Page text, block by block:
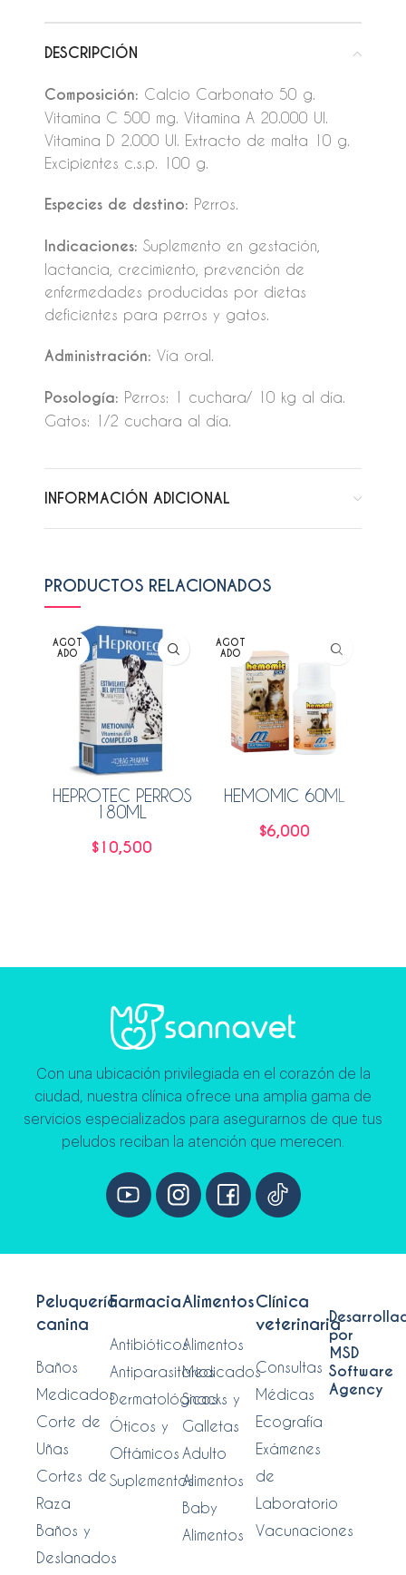
DESCRIPCIÓN
Composición: Calcio Carbonato 50 g.
Vitamina C 500 mg. Vitamina A 20.000 UI.
Vitamina D 2.000 UI. Extracto de malta 10 g.
Excipientes c.s.p. 100 g.
Especies de destino: Perros.
Indicaciones: Suplemento en gestación,
lactancia, crecimiento, prevención de
enfermedades producidas por dietas
deficientes para perros y gatos.
Administración: Vía oral.
Posología: Perros: 1 cuchara/ 10 kg al día.
Gatos: 1/2 cuchara al día.
INFORMACIÓN ADICIONAL
PRODUCTOS RELACIONADOS
AGOT
ADO
HEPROTEC PERROS
180ML
$10,500
AGOT
ADO
HEMOMIC 60ML
$6,000
Con una ubicación privilegiada en el corazón de la
ciudad, nuestra clínica ofrece una amplia gama de
servicios especializados para asegurarnos de que tus
peludos reciban la atención que merecen.
Peluquería
canina
Baños
Medicados
Corte de
Uñas
Cortes de
Raza
Baños y
Deslanados
Farmacia
Antibióticos
Antiparasitarios
Dermatológicos
Óticos y
Oftámicos
Suplementos
Alimentos
Alimentos
Medicados
Snacks y
Galletas
Adulto
Alimentos
Baby
Alimentos
Clínica
veterinaria
Consultas
Médicas
Ecografía
Exámenes
de
Laboratorio
Vacunaciones
por
MSD
Software
Agency